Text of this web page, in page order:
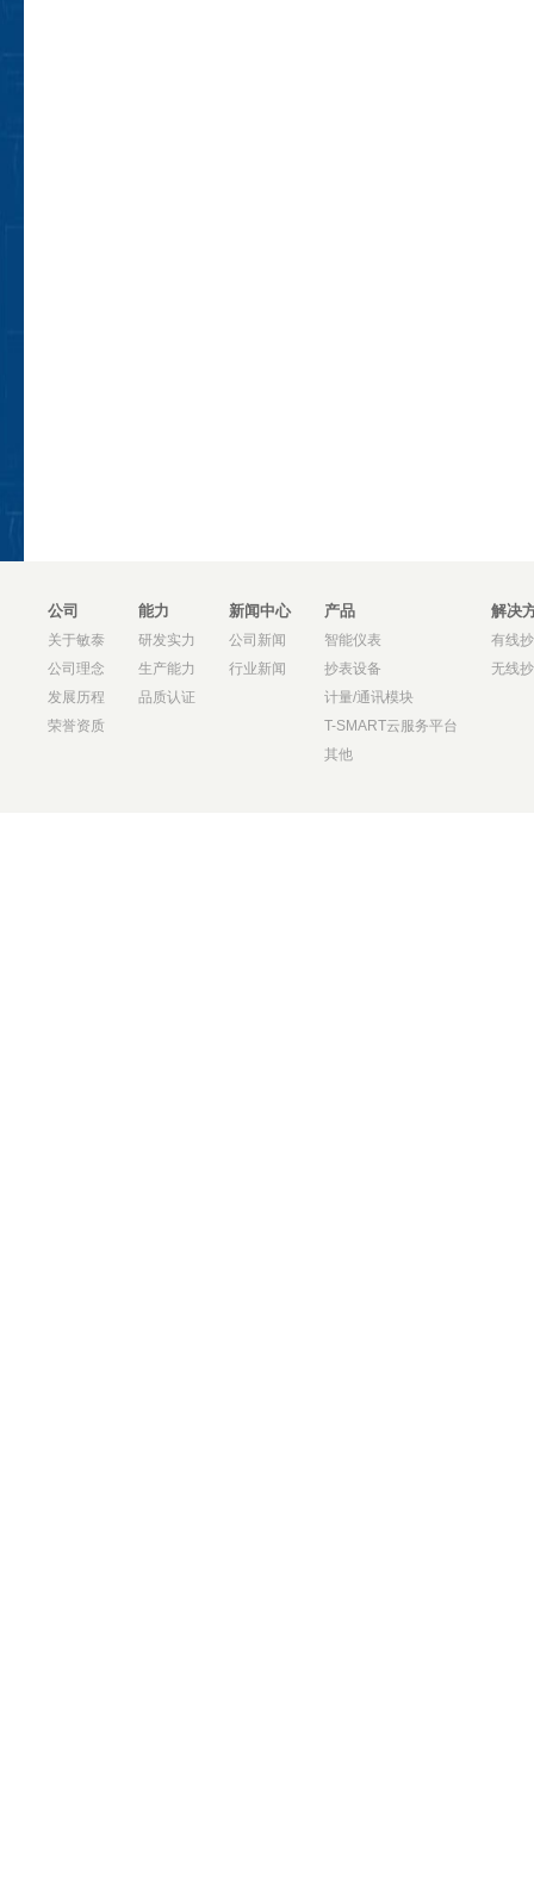
公司
关于敏泰
公司理念
发展历程
荣誉资质
能力
研发实力
生产能力
品质认证
新闻中心
公司新闻
行业新闻
产品
智能仪表
抄表设备
计量/通讯模块
T-SMART云服务平台
其他
解决
有线
无线